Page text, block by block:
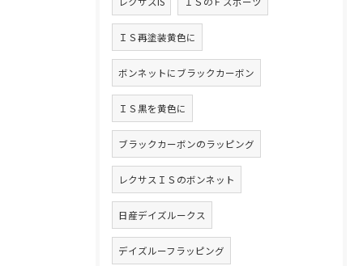
ＩＳ再塗装黄色に
ボンネットにブラックカーボン
ＩＳ黒を黄色に
ブラックカーボンのラッピング
レクサスＩＳのボンネット
日産デイズルークス
デイズルーフラッピング